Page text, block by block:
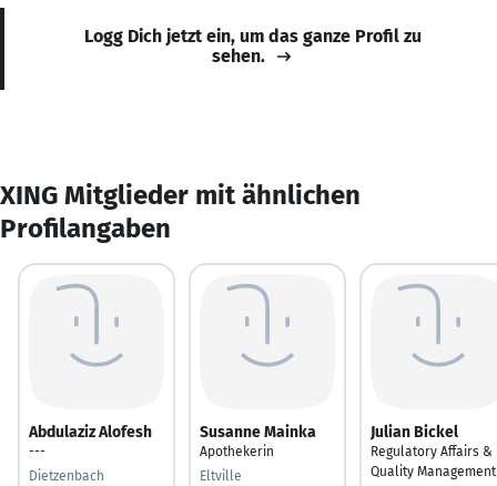
Logg Dich jetzt ein, um das ganze Profil zu
sehen.
XING Mitglieder mit ähnlichen
Profilangaben
Abdulaziz Alofesh
---
Dietzenbach
Susanne Mainka
Apothekerin
Eltville
Julian Bickel
Regulatory Affairs &
Quality Management